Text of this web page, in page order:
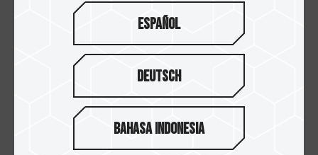
开机慢、加
久、软件
启动拖沓
感提升最大
旧系统仍用
整体反应
加载都拖
先把系统盘换成固态硬
盘，但容量
统盘空间
紧、开多
先保证系统盘在固态硬
盘上，再把内存升到
Español
Deutsch
Bahasa Indonesia